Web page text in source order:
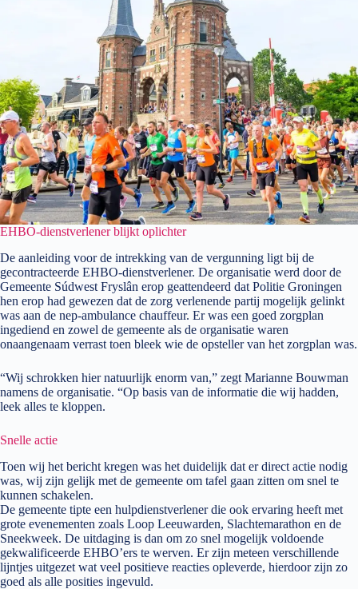
EHBO-dienstverlener blijkt oplichter
De aanleiding voor de intrekking van de vergunning ligt bij de
gecontracteerde EHBO-dienstverlener. De organisatie werd door de
Gemeente Súdwest Fryslân erop geattendeerd dat Politie Groningen
hen erop had gewezen dat de zorg verlenende partij mogelijk gelinkt
was aan de nep-ambulance chauffeur. Er was een goed zorgplan
ingediend en zowel de gemeente als de organisatie waren
onaangenaam verrast toen bleek wie de opsteller van het zorgplan was.
“Wij schrokken hier natuurlijk enorm van,” zegt Marianne Bouwman
namens de organisatie. “Op basis van de informatie die wij hadden,
leek alles te kloppen.
Snelle actie
Toen wij het bericht kregen was het duidelijk dat er direct actie nodig
was, wij zijn gelijk met de gemeente om tafel gaan zitten om snel te
kunnen schakelen.
De gemeente tipte een hulpdienstverlener die ook ervaring heeft met
grote evenementen zoals Loop Leeuwarden, Slachtemarathon en de
Sneekweek. De uitdaging is dan om zo snel mogelijk voldoende
gekwalificeerde EHBO’ers te werven. Er zijn meteen verschillende
lijntjes uitgezet wat veel positieve reacties opleverde, hierdoor zijn zo
goed als alle posities ingevuld.